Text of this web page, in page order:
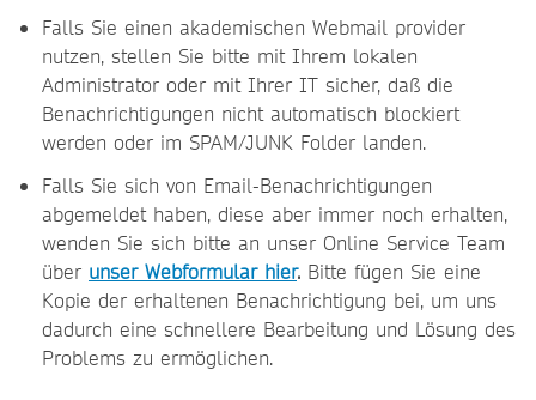
Falls Sie einen akademischen Webmail provider
nutzen, stellen Sie bitte mit Ihrem lokalen
Administrator oder mit Ihrer IT sicher, daß die
Benachrichtigungen nicht automatisch blockiert
werden oder im SPAM/JUNK Folder landen.
Falls Sie sich von Email-Benachrichtigungen
abgemeldet haben, diese aber immer noch erhalten,
wenden Sie sich bitte an unser Online Service Team
über unser Webformular hier. Bitte fügen Sie eine
Kopie der erhaltenen Benachrichtigung bei, um uns
dadurch eine schnellere Bearbeitung und Lösung des
Problems zu ermöglichen.